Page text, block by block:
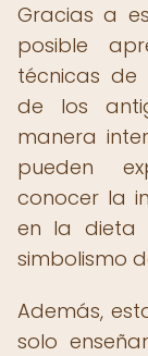
Gracias a
posible
técnicas
de los
manera
pueden
conocer la
en la dieta
simbolismo
Además,
solo